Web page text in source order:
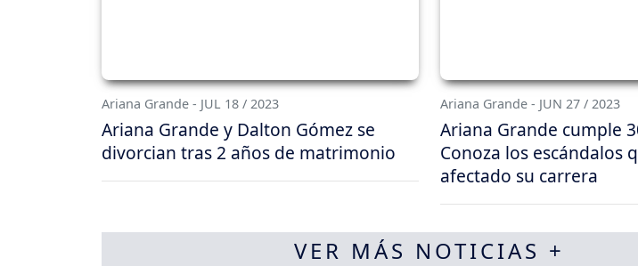
Ariana Grande - JUL 18 / 2023
Ariana Grande y Dalton Gómez se
divorcian tras 2 años de matrimonio
Ariana Grande - JUN 27 / 2023
Ariana Grande cumple
Conoza los escándalos
afectado su carrera
VER MÁS NOTICIAS +